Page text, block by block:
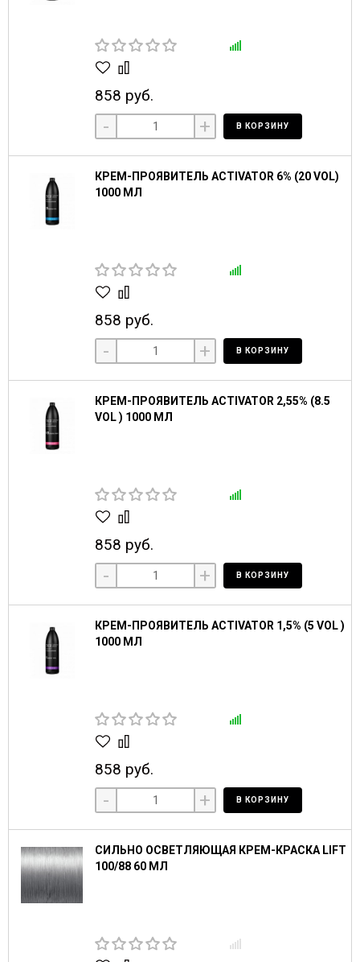
858 руб.
- + В КОРЗИНУ
КРЕМ-ПРОЯВИТЕЛЬ ACTIVATOR 6% (20 VOL)
1000 МЛ
858 руб.
- + В КОРЗИНУ
КРЕМ-ПРОЯВИТЕЛЬ ACTIVATOR 2,55% (8.5
VOL ) 1000 МЛ
858 руб.
- + В КОРЗИНУ
КРЕМ-ПРОЯВИТЕЛЬ ACTIVATOR 1,5% (5 VOL )
1000 МЛ
858 руб.
- + В КОРЗИНУ
СИЛЬНО ОСВЕТЛЯЮЩАЯ КРЕМ-КРАСКА LIFT
100/88 60 МЛ